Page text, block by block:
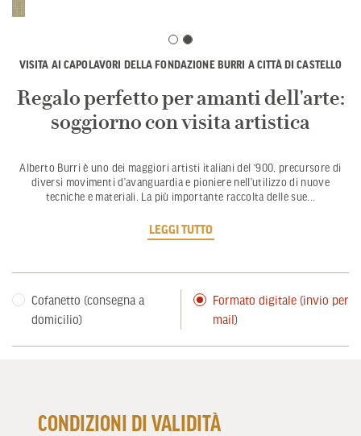
VISITA AI CAPOLAVORI DELLA FONDAZIONE BURRI A CITTÀ DI CASTELLO
Regalo perfetto per amanti dell'arte:
soggiorno con visita artistica
Alberto Burri è uno dei maggiori artisti italiani del ‘900, precursore di
diversi movimenti d’avanguardia e pioniere nell’utilizzo di nuove
tecniche e materiali. La più importante raccolta delle sue
LEGGI TUTTO
Cofanetto (consegna a
domicilio)
Formato digitale (invio per
mail)
CONDIZIONI DI VALIDITÀ